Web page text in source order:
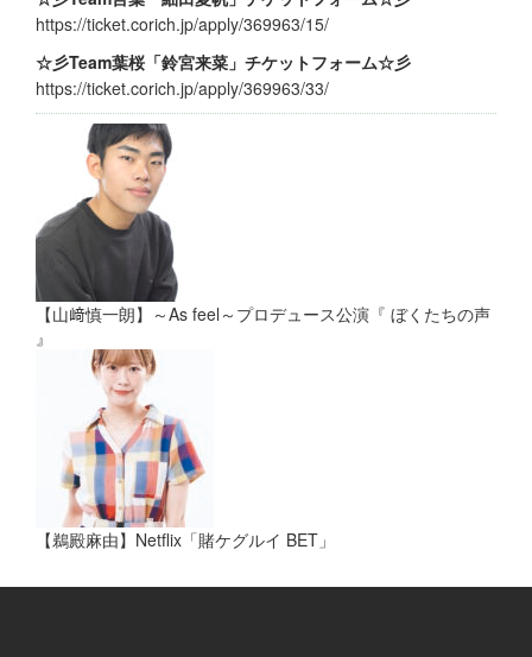
https://ticket.corich.jp/apply/369963/15/
☆彡Team葉桜「鈴宮来菜」チケットフォーム☆彡
https://ticket.corich.jp/apply/369963/33/
【山﨑慎一朗】～As feel～プロデュース公演『 ぼくたちの声
』
【鵜殿麻由】Netflix「賭ケグルイ BET」